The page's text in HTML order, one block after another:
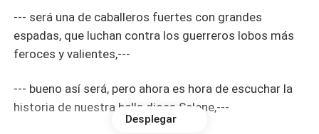
--- será una de caballeros fuertes con grandes
espadas, que luchan contra los guerreros lobos más
feroces y valientes,---
--- bueno así será, pero ahora es hora de escuchar la
historia de nuestra bella diosa Selene,---
Desplegar